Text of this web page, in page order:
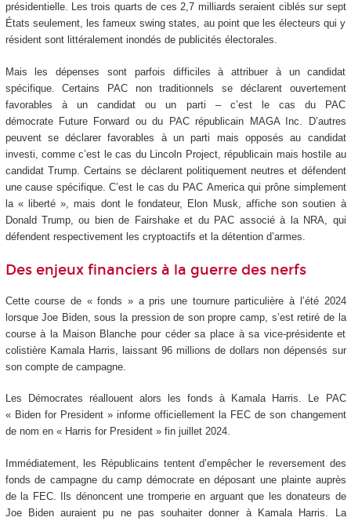
présidentielle. Les trois quarts de ces 2,7 milliards seraient ciblés sur sept
États seulement, les fameux swing states, au point que les électeurs qui y
résident sont littéralement inondés de publicités électorales.
Mais les dépenses sont parfois difficiles à attribuer à un candidat
spécifique. Certains PAC non traditionnels se déclarent ouvertement
favorables à un candidat ou un parti – c’est le cas du PAC
démocrate Future Forward ou du PAC républicain MAGA Inc. D’autres
peuvent se déclarer favorables à un parti mais opposés au candidat
investi, comme c’est le cas du Lincoln Project, républicain mais hostile au
candidat Trump. Certains se déclarent politiquement neutres et défendent
une cause spécifique. C’est le cas du PAC America qui prône simplement
la « liberté », mais dont le fondateur, Elon Musk, affiche son soutien à
Donald Trump, ou bien de Fairshake et du PAC associé à la NRA, qui
défendent respectivement les cryptoactifs et la détention d’armes.
Des enjeux financiers à la guerre des nerfs
Cette course de « fonds » a pris une tournure particulière à l’été 2024
lorsque Joe Biden, sous la pression de son propre camp, s’est retiré de la
course à la Maison Blanche pour céder sa place à sa vice-présidente et
colistière Kamala Harris, laissant 96 millions de dollars non dépensés sur
son compte de campagne.
Les Démocrates réallouent alors les fonds à Kamala Harris. Le PAC
« Biden for President » informe officiellement la FEC de son changement
de nom en « Harris for President » fin juillet 2024.
Immédiatement, les Républicains tentent d’empêcher le reversement des
fonds de campagne du camp démocrate en déposant une plainte auprès
de la FEC. Ils dénoncent une tromperie en arguant que les donateurs de
Joe Biden auraient pu ne pas souhaiter donner à Kamala Harris. La